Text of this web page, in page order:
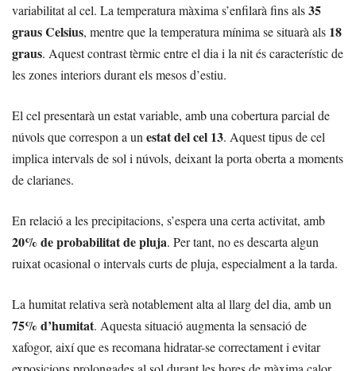
variabilitat al cel. La temperatura màxima s’enfilarà fins als35
graus Celsius, mentre que la temperatura mínima se situarà als 18
graus. Aquest contrast tèrmic entre el dia i la nit és característic de
les zones interiors durant els mesos d’estiu.
El cel presentarà un estat variable, amb una cobertura parcial de
núvols que correspon a unestat del cel 13. Aquest tipus de cel
implica intervals de sol i núvols, deixant la porta oberta a moments
de clarianes.
En relació a les precipitacions, s’espera una certa activitat, amb
20% de probabilitat de pluja. Per tant, no es descarta algun
ruixat ocasional o intervals curts de pluja, especialment a la tarda.
La humitat relativa serà notablement alta al llarg del dia, amb un
75% d’humitat. Aquesta situació augmenta la sensació de
xafogor, així que es recomana hidratar-se correctament i evitar